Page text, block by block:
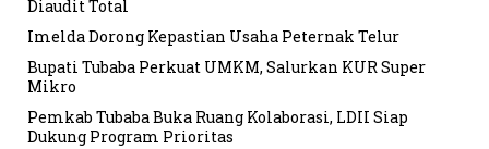
Diaudit Total
Imelda Dorong Kepastian Usaha Peternak Telur
Bupati Tubaba Perkuat UMKM, Salurkan KUR Super
Mikro
Pemkab Tubaba Buka Ruang Kolaborasi, LDII Siap
Dukung Program Prioritas